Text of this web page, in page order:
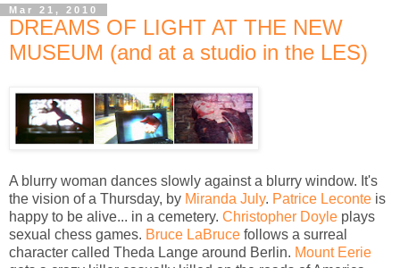
Mar 21, 2010
DREAMS OF LIGHT AT THE NEW
MUSEUM (and at a studio in the LES)
A blurry woman dances slowly against a blurry window. It's
the vision of a Thursday, by Miranda July. Patrice Leconte is
happy to be alive... in a cemetery. Christopher Doyle plays
sexual chess games. Bruce LaBruce follows a surreal
character called Theda Lange around Berlin. Mount Eerie